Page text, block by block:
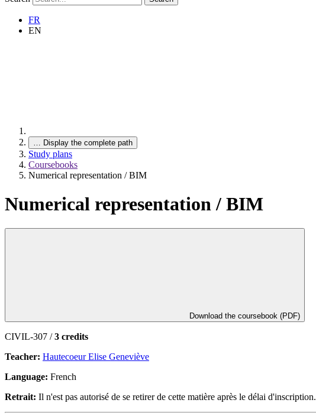
FR
EN
… Display the complete path
Study plans
Coursebooks
Numerical representation / BIM
Numerical representation / BIM
Download the coursebook (PDF)
CIVIL-307 /3 credits
Teacher: Hautecoeur Elise Geneviève
Language: French
Retrait: Il n'est pas autorisé de se retirer de cette matière après le délai d'inscription.